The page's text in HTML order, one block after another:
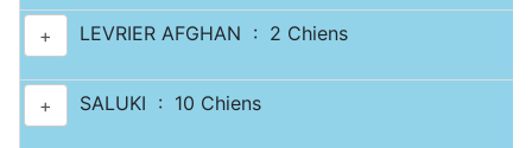
+ LEVRIER AFGHAN : 2 Chiens
+ SALUKI : 10 Chiens